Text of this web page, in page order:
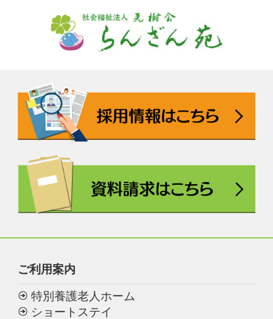
ご利用案内
特別養護老人ホーム
ショートステイ